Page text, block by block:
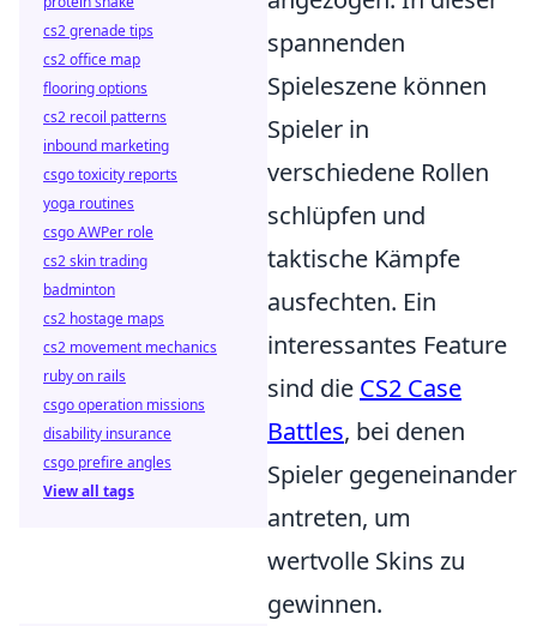
spannenden
Spieleszene können
Spieler in
verschiedene Rollen
schlüpfen und
taktische Kämpfe
ausfechten. Ein
interessantes Feature
sind die CS2 Case
Battles, bei denen
Spieler gegeneinander
antreten, um
wertvolle Skins zu
gewinnen.
cs2 grenade tips
cs2 office map
flooring options
cs2 recoil patterns
inbound marketing
csgo toxicity reports
yoga routines
csgo AWPer role
cs2 skin trading
badminton
cs2 hostage maps
cs2 movement mechanics
ruby on rails
csgo operation missions
disability insurance
csgo prefire angles
View all tags